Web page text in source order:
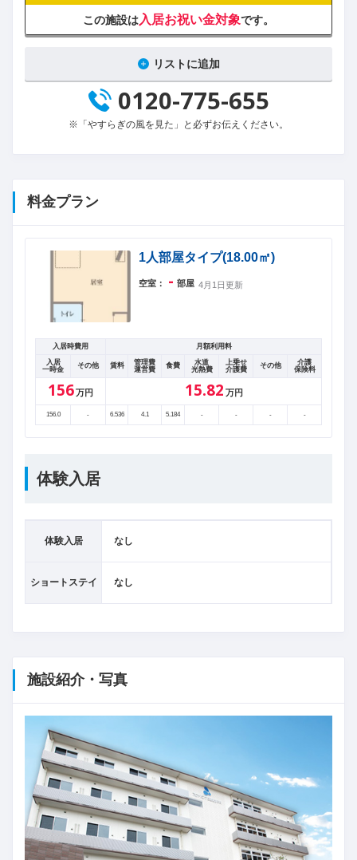
この施設は入居お祝い金対象です。
リストに追加
0120-775-655
※「やすらぎの風を見た」と必ずお伝えください。
料金プラン
1人部屋タイプ(18.00㎡)
4月1日更新
空室： - 部屋
入居時費用
月額利用料
入居
一時金
その他 賃料
管理費
運営費
食費
水道
光熱費
上乗せ
介護費
その他
介護
保険料
156万円 15.82 万円
156.0 - 6.536 4.1 5.184 - - - -
体験入居
体験入居 なし
ショートステイ なし
施設紹介・写真